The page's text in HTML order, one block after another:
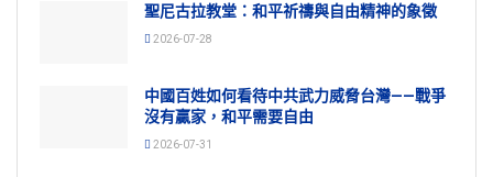
聖尼古拉教堂：和平祈禱與自由精神的象徵
2026-07-28
中國百姓如何看待中共武力威脅台灣——戰爭
沒有贏家，和平需要自由
2026-07-31